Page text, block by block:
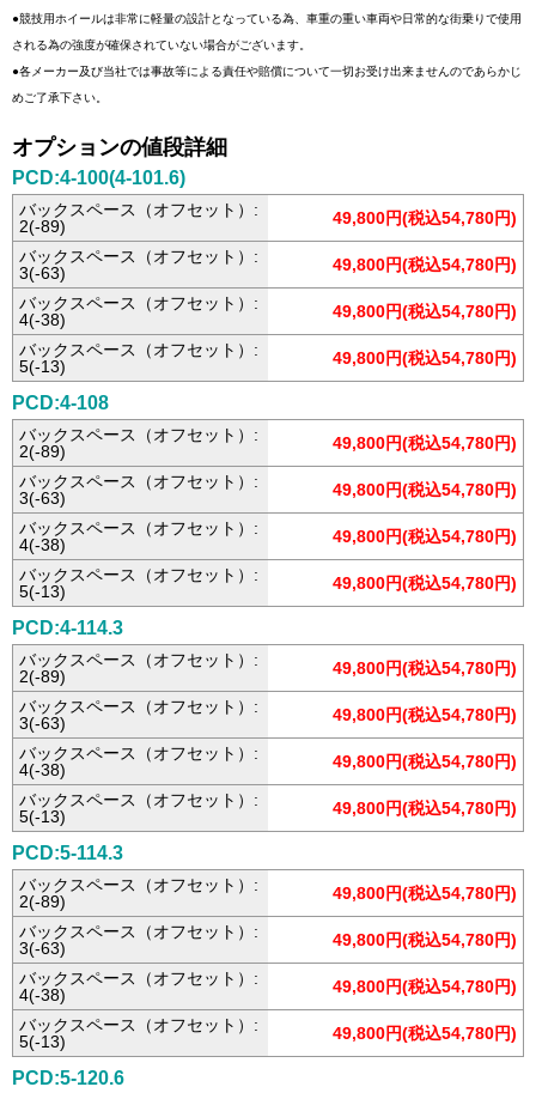
●競技用ホイールは非常に軽量の設計となっている為、車重の重い車両や日常的な街乗りで使用
される為の強度が確保されていない場合がございます。
●各メーカー及び当社では事故等による責任や賠償について一切お受け出来ませんのであらかじ
めご了承下さい。
オプションの値段詳細
PCD:4-100(4-101.6)
バックスペース（オフセット）:
2(-89)
49,800円(税込54,780円)
バックスペース（オフセット）:
3(-63)
49,800円(税込54,780円)
バックスペース（オフセット）:
4(-38)
49,800円(税込54,780円)
バックスペース（オフセット）:
5(-13)
49,800円(税込54,780円)
PCD:4-108
バックスペース（オフセット）:
2(-89)
49,800円(税込54,780円)
バックスペース（オフセット）:
3(-63)
49,800円(税込54,780円)
バックスペース（オフセット）:
4(-38)
49,800円(税込54,780円)
バックスペース（オフセット）:
5(-13)
49,800円(税込54,780円)
PCD:4-114.3
バックスペース（オフセット）:
2(-89)
49,800円(税込54,780円)
バックスペース（オフセット）:
3(-63)
49,800円(税込54,780円)
バックスペース（オフセット）:
4(-38)
49,800円(税込54,780円)
バックスペース（オフセット）:
5(-13)
49,800円(税込54,780円)
PCD:5-114.3
バックスペース（オフセット）:
2(-89)
49,800円(税込54,780円)
バックスペース（オフセット）:
3(-63)
49,800円(税込54,780円)
バックスペース（オフセット）:
4(-38)
49,800円(税込54,780円)
バックスペース（オフセット）:
5(-13)
49,800円(税込54,780円)
PCD:5-120.6